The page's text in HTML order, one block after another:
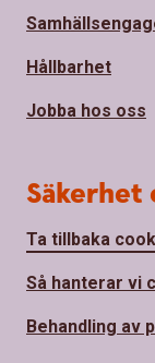
Hållbarhet
Jobba hos oss
Ta tillbaka
Så hanterar vi
Behandling av